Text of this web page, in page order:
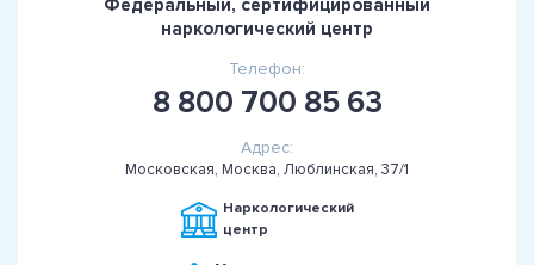
Федеральный, сертифицированный
наркологический центр
Телефон:
8 800 700 85 63
Адрес:
Московская, Москва, Люблинская, 37/1
Наркологический
центр